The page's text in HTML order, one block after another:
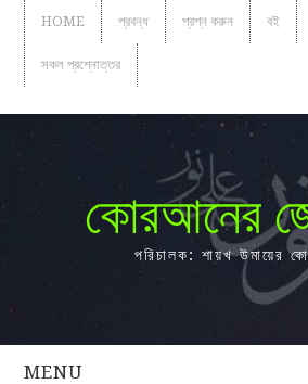
HOME প্রবন্ধ প্রশ্ন করুন বই
সকল প্রশ্নোত্তর
কোরআনের
পরিচালক: শায়খ উমায়ের
MENU
সকল